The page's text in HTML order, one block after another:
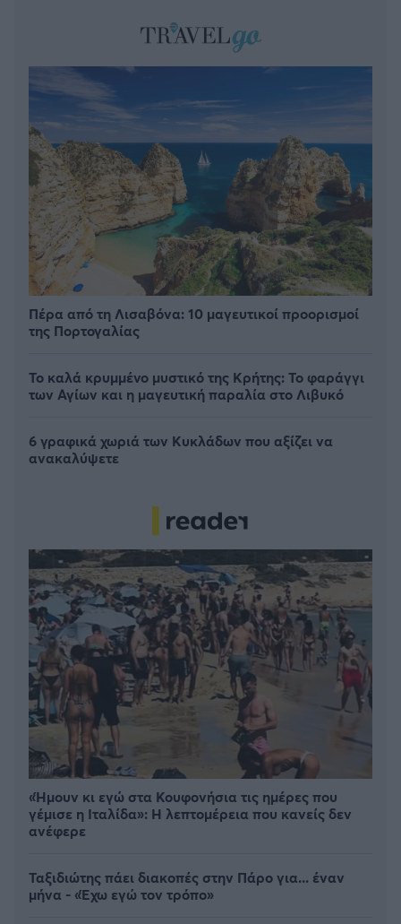
Πέρα από τη Λισαβόνα: 10 μαγευτικοί προορισμοί
της Πορτογαλίας
Το καλά κρυμμένο μυστικό της Κρήτης: Το φαράγγι
των Αγίων και η μαγευτική παραλία στο Λιβυκό
6 γραφικά χωριά των Κυκλάδων που αξίζει να
ανακαλύψετε
«Ήμουν κι εγώ στα Κουφονήσια τις ημέρες που
γέμισε η Ιταλίδα»: Η λεπτομέρεια που κανείς δεν
ανέφερε
Ταξιδιώτης πάει διακοπές στην Πάρο για... έναν
μήνα - «Έχω εγώ τον τρόπο»